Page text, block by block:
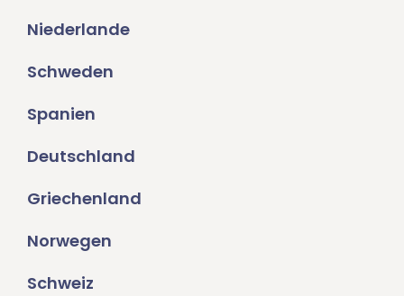
Niederlande
Schweden
Spanien
Deutschland
Griechenland
Norwegen
Schweiz